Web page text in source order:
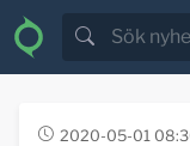
2020-05-01